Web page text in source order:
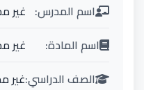
اسم المدرس: غير
اسم المادة:
غير
الصف الدراسي:غير